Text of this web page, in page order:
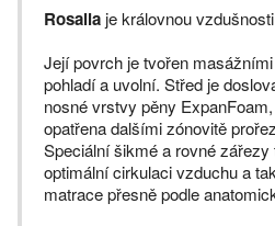
Rosalia je královnou
Její povrch je tvořen
pohladí a uvolní. Střed je
nosné vrstvy pěny
opatřena dalšími zónovitě
Speciální šikmé a rovné
optimální cirkulaci vzduchu a
matrace přesně podle